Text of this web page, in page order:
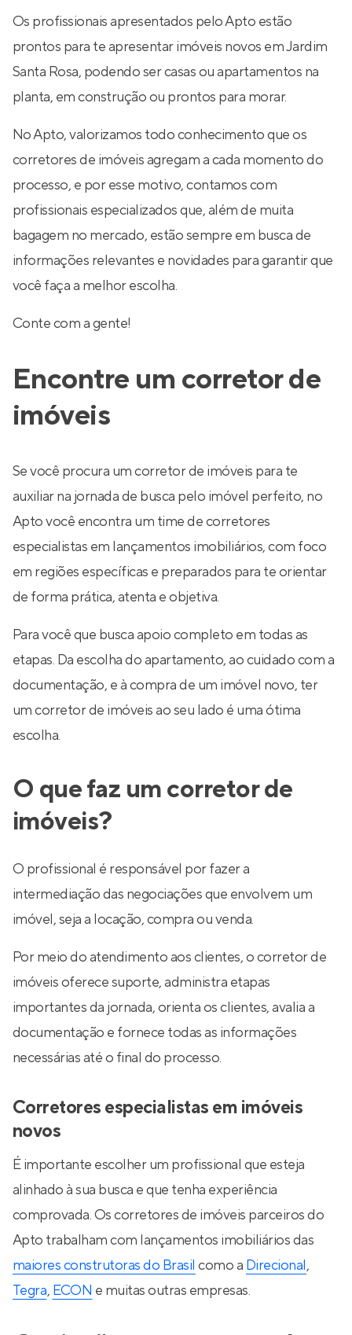
Os profissionais apresentados pelo Apto estão
prontos para te apresentar imóveis novos em Jardim
Santa Rosa, podendo ser casas ou apartamentos na
planta, em construção ou prontos para morar.
No Apto, valorizamos todo conhecimento que os
corretores de imóveis agregam a cada momento do
processo, e por esse motivo, contamos com
profissionais especializados que, além de muita
bagagem no mercado, estão sempre em busca de
informações relevantes e novidades para garantir que
você faça a melhor escolha.
Conte com a gente!
Encontre um corretor de
imóveis
Se você procura um corretor de imóveis para te
auxiliar na jornada de busca pelo imóvel perfeito, no
Apto você encontra um time de corretores
especialistas em lançamentos imobiliários, com foco
em regiões específicas e preparados para te orientar
de forma prática, atenta e objetiva.
Para você que busca apoio completo em todas as
etapas. Da escolha do apartamento, ao cuidado com a
documentação, e à compra de um imóvel novo, ter
um corretor de imóveis ao seu lado é uma ótima
escolha.
O que faz um corretor de
imóveis?
O profissional é responsável por fazer a
intermediação das negociações que envolvem um
imóvel, seja a locação, compra ou venda.
Por meio do atendimento aos clientes, o corretor de
imóveis oferece suporte, administra etapas
importantes da jornada, orienta os clientes, avalia a
documentação e fornece todas as informações
necessárias até o final do processo.
Corretores especialistas em imóveis
novos
É importante escolher um profissional que esteja
alinhado à sua busca e que tenha experiência
comprovada. Os corretores de imóveis parceiros do
Apto trabalham com lançamentos imobiliários das
maiores construtoras do Brasil como a Direcional,
Tegra, ECON e muitas outras empresas.